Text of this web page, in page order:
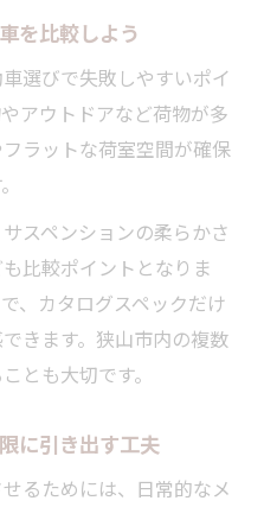
を比較しよう
選びで失敗しやすいポイ
アウトドアなど荷物が多
ラットな荷室空間が確保
スペンションの柔らかさ
比較ポイントとなりま
、カタログスペックだけ
きます。狭山市内の複数
とも大切です。
に引き出す工夫
るためには、日常的なメ